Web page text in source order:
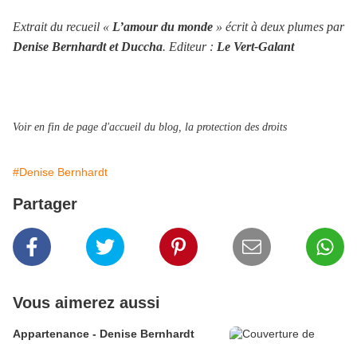
Extrait du recueil « L’amour du monde » écrit à deux plumes par
Denise Bernhardt et Duccha. Editeur : Le Vert-Galant
Voir en fin de page d'accueil du blog, la protection des droits
#Denise Bernhardt
Partager
Vous aimerez aussi
Appartenance - Denise Bernhardt